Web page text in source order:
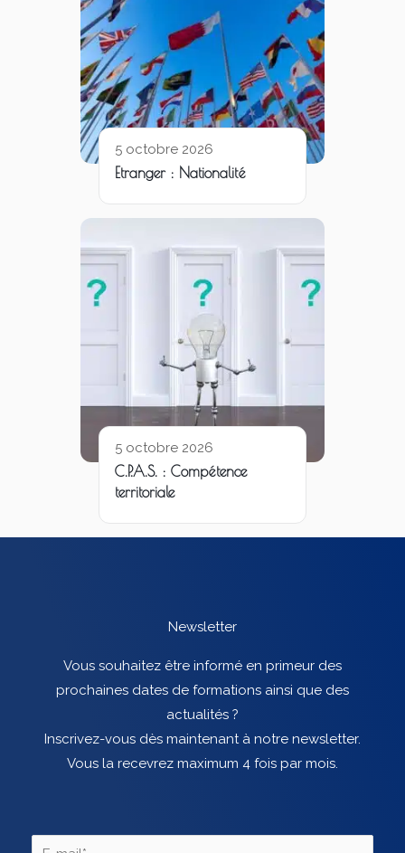
5 octobre 2026
Etranger : Nationalité
5 octobre 2026
C.P.A.S. : Compétence
territoriale
Newsletter
Vous souhaitez être informé en primeur des
prochaines dates de formations ainsi que des
actualités ?
Inscrivez-vous dès maintenant à notre newsletter.
Vous la recevrez maximum 4 fois par mois.